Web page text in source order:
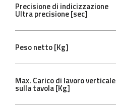
Precisione di indicizzazione
Ultra precisione [sec]
Peso netto [Kg]
Max. Carico di lavoro verticale
sulla tavola [Kg]